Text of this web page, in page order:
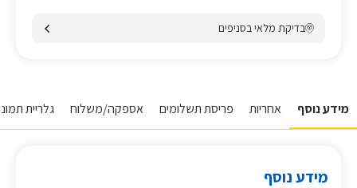
בדיקת מלאי בסניפים
מידע נוסף אחריות פריסת תשלומים אספקה/משלוח גלריית
מידע נוסף